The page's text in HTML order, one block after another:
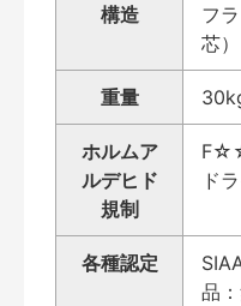
構造
フ
芯）
重量
ホルムア
ルデヒド
規制
ド
各種認定
品